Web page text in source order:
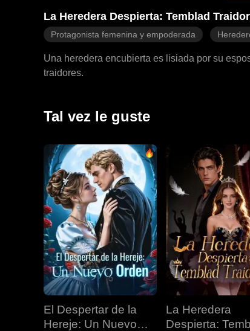
La Heredera Despierta: Temblad
Protagonista femenina y empoderada
Una heredera encubierta es lisiada por su
traidores.
Tal vez le guste
El Despertar de la
Hereje: Un Nuevo
La Heredera
Despierta: